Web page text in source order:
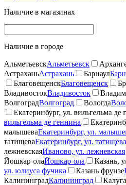
Наличие в магазинах
Наличие в городе
АльметьевскАльметьевск
АстраханьАстрахань Барнаул
БлаговещенскБлаговещенск
ВладивостокВладивосток
ВолгоградВолгоград Вологда
Екатеринбург, ул. вильгельма де
вильгельма де геннина
малышеваЕкатеринбург, ул.
татищеваЕкатеринбург, ул. татищева
лежневскаяИваново, ул. лежневская
Йошкар-олаЙошкар-ола Казань,
ул. юлиуса фучика
Казань фрунзе
КалининградКалининград Калуга